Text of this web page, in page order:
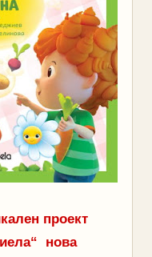
проект
нова